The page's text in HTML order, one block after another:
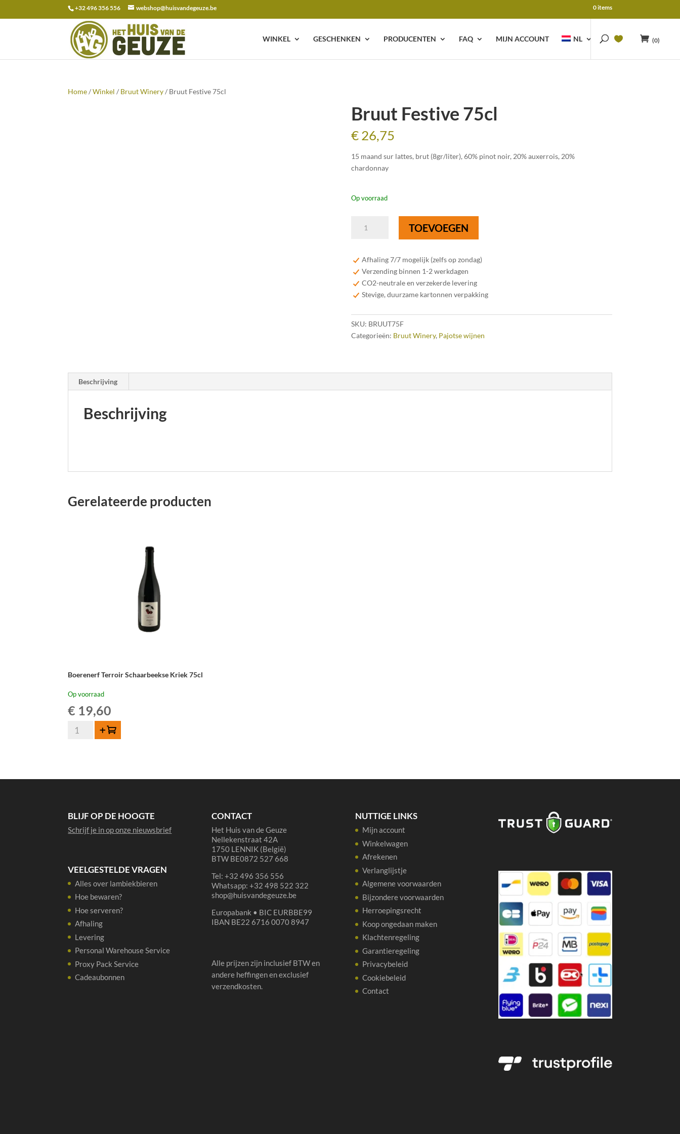
+32 496 356 556 webshop@huisvandegeuze.be 0 items
WINKEL GESCHENKEN PRODUCENTEN FAQ MIJN ACCOUNT NL (0)
Zoeken
naar:
Home/Winkel / Bruut Winery/ Bruut Festive 75cl
Bruut Festive 75cl
€26,75
15 maand sur lattes, brut (8gr/liter), 60% pinot noir, 20% auxerrois, 20%
chardonnay
Op voorraad
Festive
aantal
TOEVOEGEN
Afhaling 7/7 mogelijk (zelfs op zondag)
Verzending binnen 1-2 werkdagen
CO2-neutrale en verzekerde levering
Stevige, duurzame kartonnen verpakking
SKU: BRUUT75F
Categorieën: Bruut Winery, Pajotse wijnen
Beschrijving
Beschrijving
Gerelateerde producten
Boerenerf Terroir Schaarbeekse Kriek 75cl
Op voorraad
€ 19,60
Boerenerf
Toevoegen
BLIJF OP DE HOOGTE
Schrijf je in op onze nieuwsbrief
VEELGESTELDE VRAGEN
Alles over lambiekbieren
Hoe bewaren?
Hoe serveren?
Afhaling
Levering
Personal Warehouse Service
Proxy Pack Service
Cadeaubonnen
CONTACT
Het Huis van de Geuze
Nellekenstraat 42A
1750 LENNIK (België)
BTW BE0872 527 668
Tel: +32 496 356 556
Whatsapp: +32 498 522 322
shop@huisvandegeuze.be
Europabank • BIC EURBBE99
IBAN BE22 6716 0070 8947
Alle prijzen zijn inclusief BTW en
andere heffingen en exclusief
verzendkosten.
NUTTIGE LINKS
Mijn account
Winkelwagen
Afrekenen
Verlanglijstje
Algemene voorwaarden
Bijzondere voorwaarden
Herroepingsrecht
Koop ongedaan maken
Klachtenregeling
Garantieregeling
Privacybeleid
Cookiebeleid
Contact